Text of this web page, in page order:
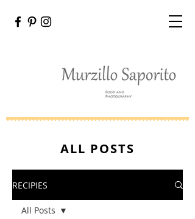
RECIPIES
All Posts
ALL POSTS